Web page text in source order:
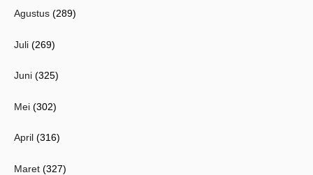
Agustus (289)
Juli (269)
Juni (325)
Mei (302)
April (316)
Maret (327)